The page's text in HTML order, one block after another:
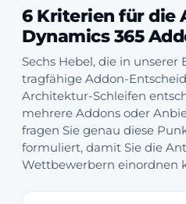
6 Kriterien für die
Dynamics 365
Sechs Hebel, die in unserer
tragfähige Addon-
Architektur-Schleifen
mehrere Addons oder
fragen Sie genau diese
formuliert, damit Sie die
Wettbewerbern einordnen